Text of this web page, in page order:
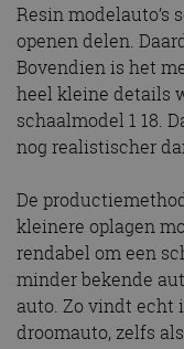
Resin modelauto’s
openen delen.
Bovendien is het
heel kleine details
schaalmodel 1 18.
nog realistischer
De
kleinere oplagen
rendabel om een
minder bekende
auto. Zo vindt echt
droomauto, zelfs